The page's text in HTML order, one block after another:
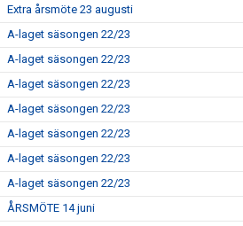
Extra årsmöte 23 augusti
A-laget säsongen 22/23
A-laget säsongen 22/23
A-laget säsongen 22/23
A-laget säsongen 22/23
A-laget säsongen 22/23
A-laget säsongen 22/23
A-laget säsongen 22/23
ÅRSMÖTE 14 juni